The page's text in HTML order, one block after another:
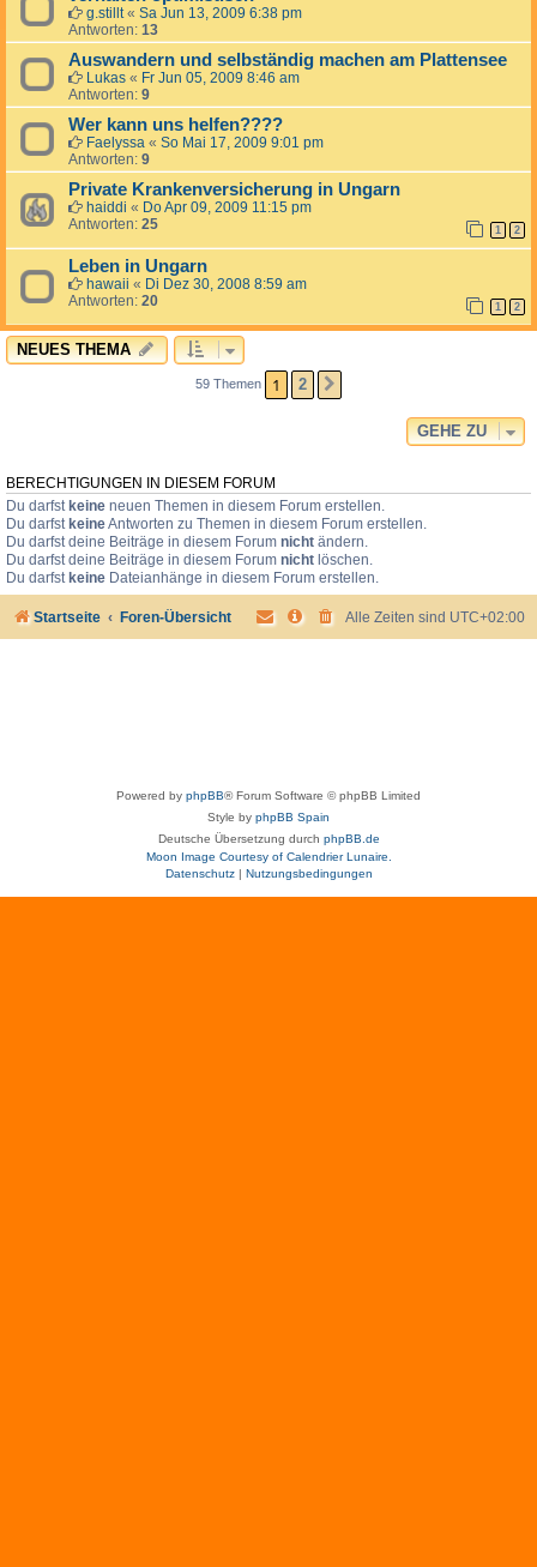
g.stillt« Sa Jun 13, 2009 6:38 pm
Antworten: 13
Auswandern und selbständig machen am Plattensee
Lukas « Fr Jun 05, 2009 8:46 am
Antworten: 9
Wer kann uns helfen????
Faelyssa « So Mai 17, 2009 9:01 pm
Antworten: 9
Private Krankenversicherung in Ungarn
haiddi « Do Apr 09, 2009 11:15 pm
Antworten: 25 1 2
Leben in Ungarn
hawaii « Di Dez 30, 2008 8:59 am
Antworten: 20 1 2
NEUES THEMA
59 Themen 1 2
GEHE ZU
BERECHTIGUNGEN IN DIESEM FORUM
Du darfst keine neuen Themen in diesem Forum erstellen.
Du darfst keineAntworten zu Themen in diesem Forum erstellen.
Du darfst deine Beiträge in diesem Forum nicht ändern.
Du darfst deine Beiträge in diesem Forum nicht löschen.
Du darfst keine Dateianhänge in diesem Forum erstellen.
Startseite Foren-Übersicht Alle Zeiten sind UTC+02:00
Powered by phpBB® Forum Software © phpBB Limited
Style by phpBB Spain
Deutsche Übersetzung durch phpBB.de
Moon Image Courtesy of Calendrier Lunaire.
Datenschutz| Nutzungsbedingungen